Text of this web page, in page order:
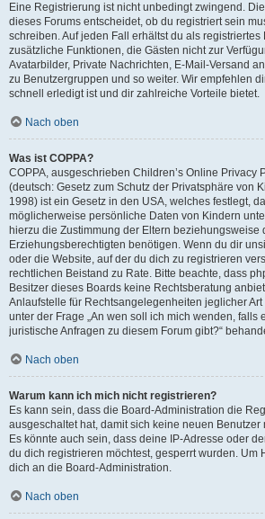
Eine Registrierung ist nicht unbedingt zwingend.
dieses Forums entscheidet, ob du registriert sein
schreiben. Auf jeden Fall erhältst du als registriertes
zusätzliche Funktionen, die Gästen nicht zur
Avatarbilder, Private Nachrichten, E-Mail-Versand
zu Benutzergruppen und so weiter. Wir empfehlen
schnell erledigt ist und dir zahlreiche Vorteile bietet.
Nach oben
Was ist COPPA?
COPPA, ausgeschrieben Children’s Online Privacy
(deutsch: Gesetz zum Schutz der Privatsphäre von
1998) ist ein Gesetz in den USA, welches festlegt,
möglicherweise persönliche Daten von Kindern
hierzu die Zustimmung der Eltern beziehungsweise
Erziehungsberechtigten benötigen. Wenn du dir
oder die Website, auf der du dich zu registrieren
rechtlichen Beistand zu Rate. Bitte beachte, dass
Besitzer dieses Boards keine Rechtsberatung
Anlaufstelle für Rechtsangelegenheiten jeglicher
unter der Frage „An wen soll ich mich wenden, falls
juristische Anfragen zu diesem Forum gibt?“
Nach oben
Warum kann ich mich nicht registrieren?
Es kann sein, dass die Board-Administration die
ausgeschaltet hat, damit sich keine neuen
Es könnte auch sein, dass deine IP-Adresse oder
du dich registrieren möchtest, gesperrt wurden. Um
dich an die Board-Administration.
Nach oben